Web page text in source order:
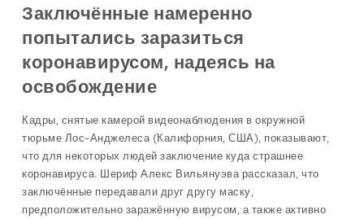
Заключённые намеренно
попытались заразиться
коронавирусом, надеясь на
освобождение
Кадры, снятые камерой видеонаблюдения в окружной
тюрьме Лос-Анджелеса (Калифорния, США), показывают,
что для некоторых людей заключение куда страшнее
коронавируса. Шериф Алекс Вильянуэва рассказал, что
заключённые передавали друг другу маску,
предположительно заражённую вирусом, а также активно